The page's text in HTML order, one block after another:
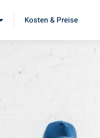
Kosten & Preise